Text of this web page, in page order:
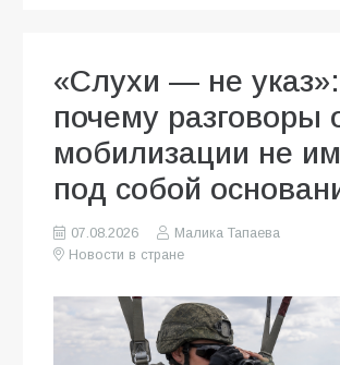
«Слухи — не указ»:
почему разговоры
мобилизации не
под собой
07.08.2026
Малика Тапаева
Новости в стране